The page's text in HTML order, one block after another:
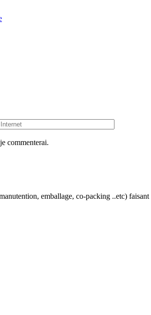
commenterai.
emballage, co-packing ..etc) faisant